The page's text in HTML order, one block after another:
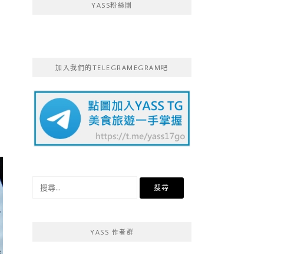
YASS粉絲團
加入我們的TELEGRAMEGRAM吧
YASS 作者群